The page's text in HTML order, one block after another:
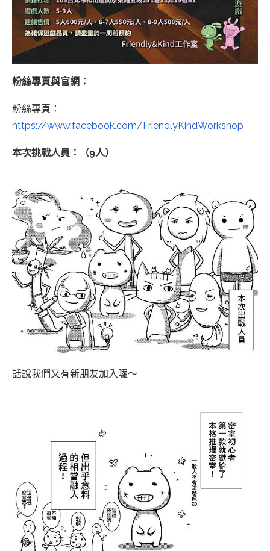
粉絲專頁與官網：
粉絲專頁：
https://www.facebook.com/FriendlyKindWorkshop
本次挑戰人員：（9人）
話說我們又有新朋友加入囉～